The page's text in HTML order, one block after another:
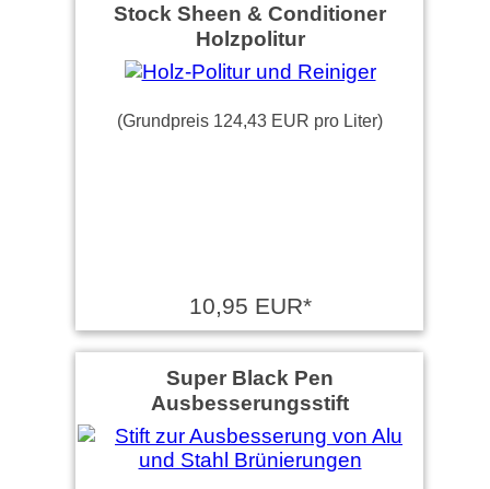
Stock Sheen & Conditioner
Holzpolitur
(Grundpreis 124,43 EUR pro Liter)
10,95 EUR*
Super Black Pen
Ausbesserungsstift